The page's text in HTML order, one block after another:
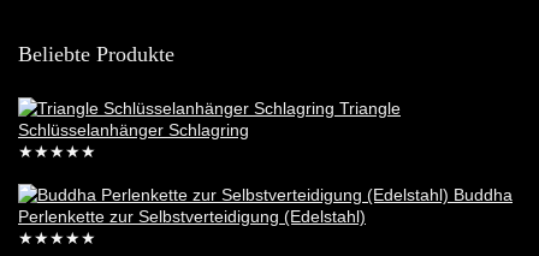
Beliebte Produkte
Triangle
Schlüsselanhänger Schlagring
★★★★★
Buddha
Perlenkette zur Selbstverteidigung (Edelstahl)
★★★★★